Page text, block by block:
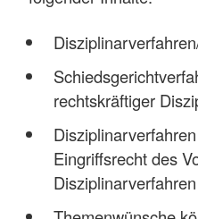
rechtskräftiger
Eingriffsrecht des
Disziplinarverfahren